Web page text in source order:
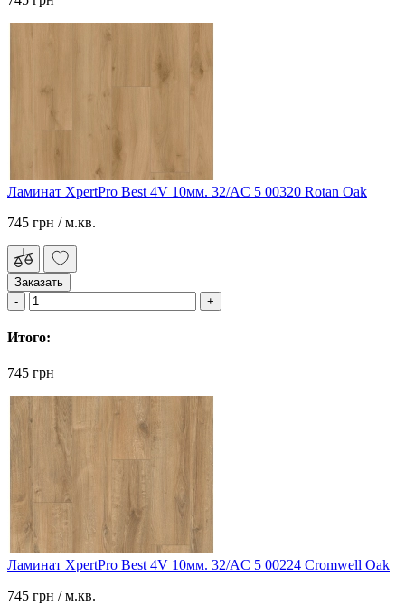
Ламинат XpertPro Best 4V 10мм. 32/AC 5 00320 Rotan Oak
745 грн / м.кв.
Заказать
Итого:
745 грн
Ламинат XpertPro Best 4V 10мм. 32/AC 5 00224 Cromwell Oak
745 грн / м.кв.